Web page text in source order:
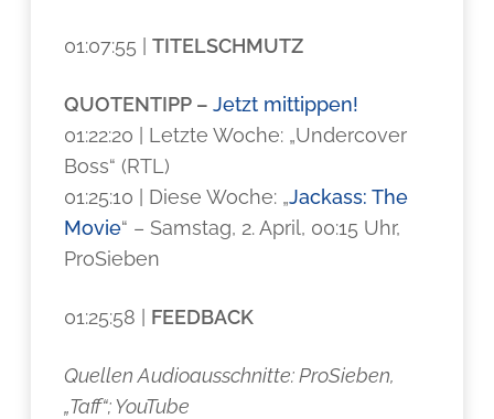
01:07:55 |TITELSCHMUTZ
QUOTENTIPP –Jetzt mittippen!
01:22:20 | Letzte Woche: „Undercover
Boss“ (RTL)
01:25:10 | Diese Woche: „Jackass: The
Movie“ – Samstag, 2. April, 00:15 Uhr,
ProSieben
01:25:58 | FEEDBACK
Quellen Audioausschnitte: ProSieben,
„Taff“; YouTube